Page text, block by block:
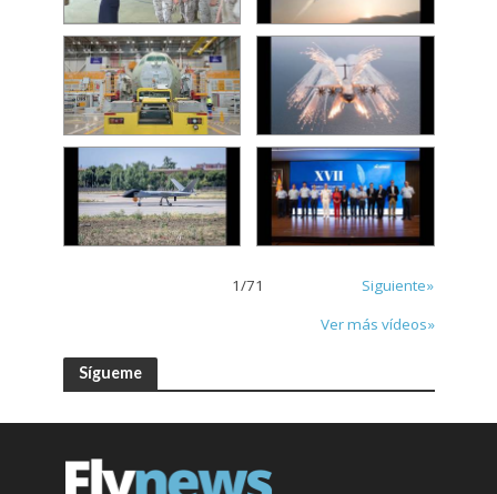
1/71
Siguiente»
Ver más vídeos»
Sígueme